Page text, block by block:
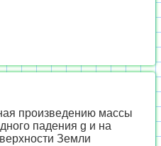
произведению массы
падения g и на
Земли